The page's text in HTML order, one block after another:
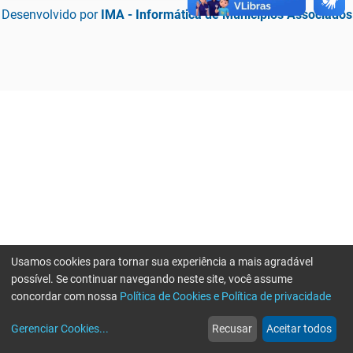
Desenvolvido por IMA - Informática de Municípios Associados
web
Notícias
more_horiz
Mais
Usamos cookies para tornar sua experiência a mais agradável
possível. Se continuar navegando neste site, você assume
concordar com nossa Política de Cookies e Política de privacidade
Gerenciar Cookies... Recusar Aceitar todos
Erro ao enviar informações, por favor tente novamente